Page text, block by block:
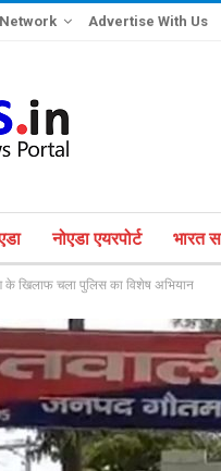
Advertise With Us
नोएडा एयरपोर्ट भारत
के खिलाफ चला पुलिस का विशेष अभियान